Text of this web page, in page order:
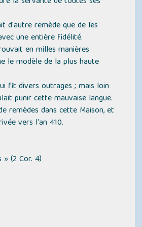
d'autre remède que de les
une entière fidélité.
en milles manières
le modèle de la plus haute
fit divers outrages ; mais loin
punir cette mauvaise langue.
remèdes dans cette Maison, et
vers l'an 410.
»(2 Cor. 4)